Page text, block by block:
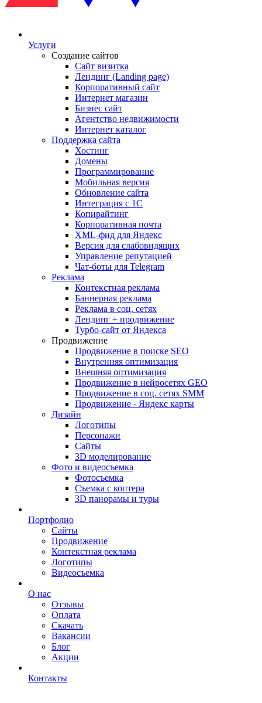
Услуги
Создание сайтов
Сайт визитка
Лендинг (Landing page)
Корпоративный сайт
Интернет магазин
Бизнес сайт
Агентство недвижимости
Интернет каталог
Поддержка сайта
Хостинг
Домены
Программирование
Мобильная версия
Обновление сайта
Интеграция с 1С
Копирайтинг
Корпоративная почта
XML-фид для Яндекс
Версия для слабовидящих
Управление репутацией
Чат-боты для Telegram
Реклама
Контекстная реклама
Баннерная реклама
Реклама в соц. сетях
Лендинг + продвижение
Турбо-сайт от Яндекса
Продвижение
Продвижение в поиске SEO
Внутренняя оптимизация
Внешняя оптимизация
Продвижение в нейросетях GEO
Продвижение в соц. сетях SMM
Продвижение - Яндекс карты
Дизайн
Логотипы
Персонажи
Сайты
3D моделирование
Фото и видеосъемка
Фотосъемка
Съемка с коптера
3D панорамы и туры
Портфолио
Сайты
Продвижение
Контекстная реклама
Логотипы
Видеосъемка
О нас
Отзывы
Оплата
Скачать
Вакансии
Блог
Акции
Контакты